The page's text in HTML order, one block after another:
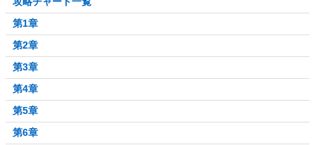
第1章
第2章
第3章
第4章
第5章
第6章